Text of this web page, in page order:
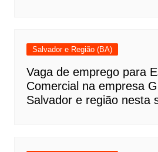
Salvador e Região (BA)
Vaga de emprego para
Comercial na empresa
Salvador e região nesta